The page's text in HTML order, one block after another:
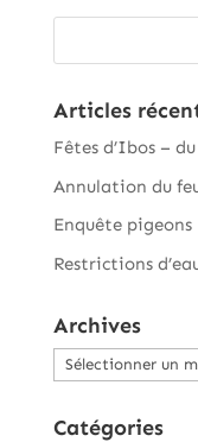
Articles
Fêtes d’Ibos –
Annulation du
Enquête pigeons
Restrictions
Archives
Archives
Catégories